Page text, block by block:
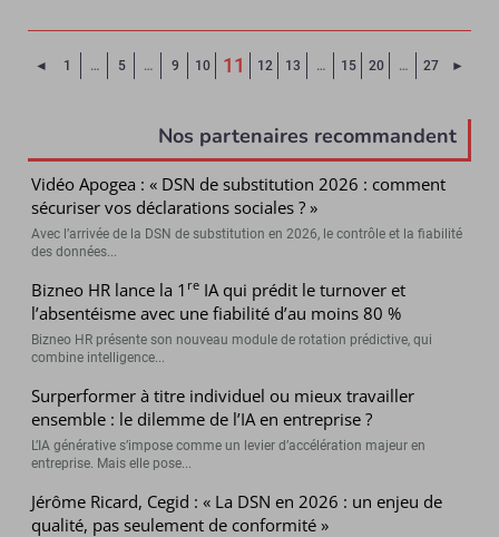
◄ Page précédente
1 … 5 … 9 10
11
12 13 … 15 20 … 27 ►
Nos partenaires recommandent
Vidéo Apogea : « DSN de substitution 2026 : comment
sécuriser vos déclarations sociales ? »
Avec l’arrivée de la DSN de substitution en 2026, le contrôle et la fiabilité
des données...
Bizneo HR lance la 1 re IA qui prédit le turnover et
l’absentéisme avec une fiabilité d’au moins 80 %
Bizneo HR présente son nouveau module de rotation prédictive, qui
combine intelligence...
Surperformer à titre individuel ou mieux travailler
ensemble : le dilemme de l’IA en entreprise ?
L’IA générative s’impose comme un levier d’accélération majeur en
entreprise. Mais elle pose...
Jérôme Ricard, Cegid : « La DSN en 2026 : un enjeu de
qualité, pas seulement de conformité »